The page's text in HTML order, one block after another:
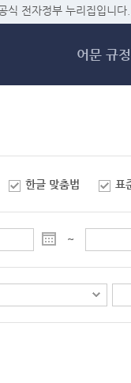
메
식 전자정부 누리집입니다.
어문 규정
한글 맞춤법 표
~